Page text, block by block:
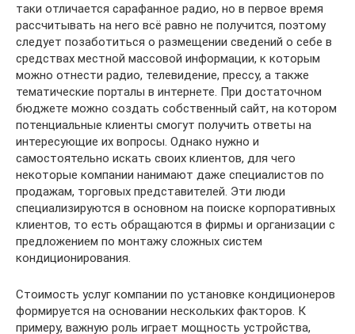
таки отличается сарафанное радио, но в первое время
рассчитывать на него всё равно не получится, поэтому
следует позаботиться о размещении сведений о себе в
средствах местной массовой информации, к которым
можно отнести радио, телевидение, прессу, а также
тематические порталы в интернете. При достаточном
бюджете можно создать собственный сайт, на котором
потенциальные клиенты смогут получить ответы на
интересующие их вопросы. Однако нужно и
самостоятельно искать своих клиентов, для чего
некоторые компании нанимают даже специалистов по
продажам, торговых представителей. Эти люди
специализируются в основном на поиске корпоративных
клиентов, то есть обращаются в фирмы и организации с
предложением по монтажу сложных систем
кондиционирования.
Стоимость услуг компании по установке кондиционеров
формируется на основании нескольких факторов. К
примеру, важную роль играет мощность устройства,